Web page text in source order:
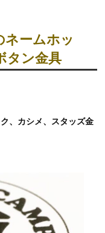
ネームホッ
タン金具
、カシメ、スタッズ金